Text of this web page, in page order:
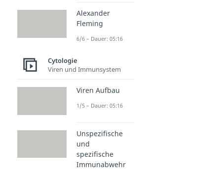
Alexander
Fleming
6/6 – Dauer: 05:16
Cytologie
Viren und Immunsystem
Viren Aufbau
1/5 – Dauer: 05:16
Unspezifische
und
spezifische
Immunabwehr